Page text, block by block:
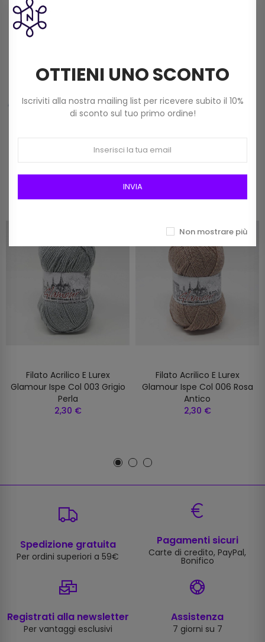
Frangia In Rafia Da 15mm Art 2116/15 Col 01
Bianco
12,00 €
Prodotti della stessa categoria
Filato Acrilico E Lurex
Glamour Ispe Col 003 Grigio
Perla
2,30 €
Filato Acrilico E Lurex
Glamour Ispe Col 006 Rosa
Antico
2,30 €
Spedizione gratuita
Per ordini superiori a 59€
Pagamenti sicuri
Carte di credito, PayPal,
Bonifico
Registrati alla newsletter
Per vantaggi esclusivi
Assistenza
7 giorni su 7
OTTIENI UNO SCONTO
Iscriviti alla nostra mailing list per ricevere subito il 10%
di sconto sul tuo primo ordine!
INVIA
Non mostrare più